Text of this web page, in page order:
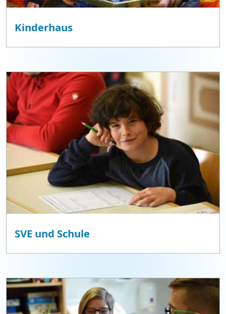
Kinderhaus
SVE und Schule